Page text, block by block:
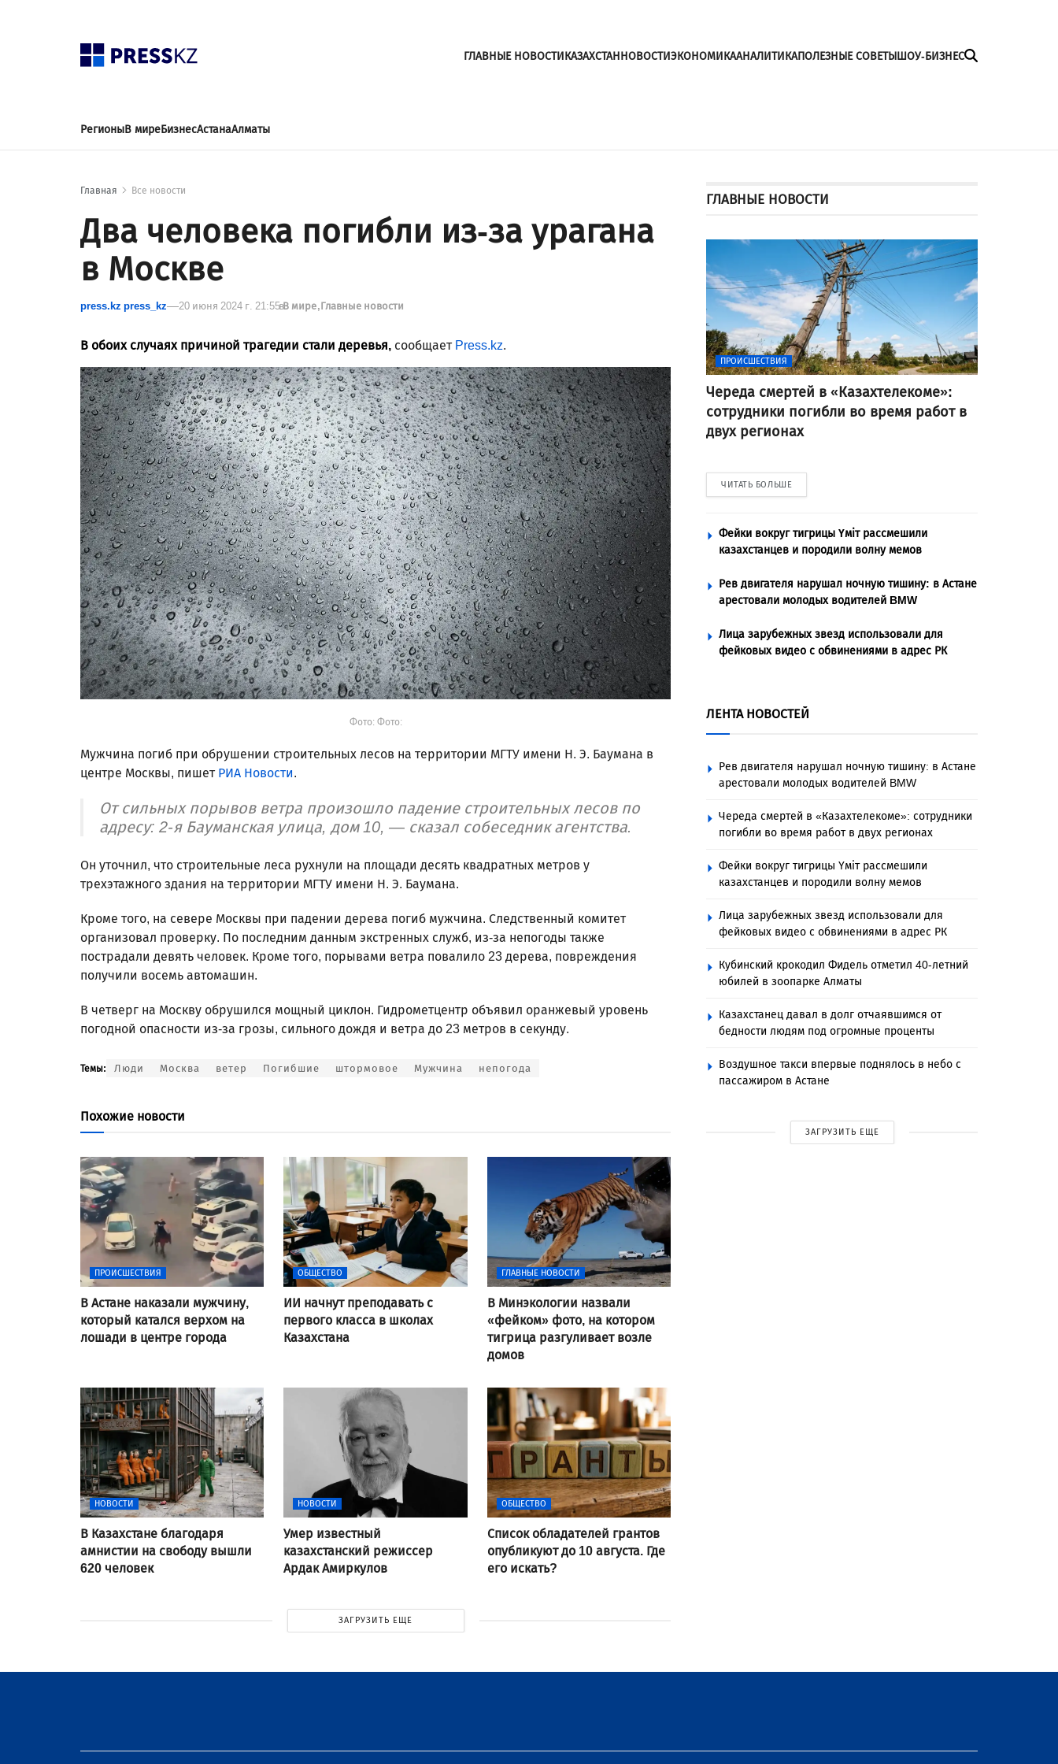
ГЛАВНЫЕ НОВОСТИКАЗАХСТАННОВОСТИЭКОНОМИКААНАЛИТИКАПОЛЕЗНЫЕ СОВЕТЫШОУ-БИЗНЕС
РегионыВ миреБизнесАстанаАлматы
Главная Все новости
Два человека погибли из-за урагана
в Москве
press.kz press_kz 20 июня 2024 г. 21:55вВ мире Главные новости
В обоих случаях причиной трагедии стали деревья, сообщает Press.kz.
Фото: Фото:
Мужчина погиб при обрушении строительных лесов на территории МГТУ имени Н. Э. Баумана в
центре Москвы, пишет РИА Новости.
От сильных порывов ветра произошло падение строительных лесов по
адресу: 2-я Бауманская улица, дом 10, — сказал собеседник агентства.
Он уточнил, что строительные леса рухнули на площади десять квадратных метров у
трехэтажного здания на территории МГТУ имени Н. Э. Баумана.
Кроме того, на севере Москвы при падении дерева погиб мужчина. Следственный комитет
организовал проверку. По последним данным экстренных служб, из-за непогоды также
пострадали девять человек. Кроме того, порывами ветра повалило 23 дерева, повреждения
получили восемь автомашин.
В четверг на Москву обрушился мощный циклон. Гидрометцентр объявил оранжевый уровень
погодной опасности из-за грозы, сильного дождя и ветра до 23 метров в секунду.
Темы: Люди Москва ветер Погибшие штормовое Мужчина непогода
Похожие новости
ПРОИСШЕСТВИЯ
В Астане наказали мужчину,
который катался верхом на
лошади в центре города
ОБЩЕСТВО
ИИ начнут преподавать с
первого класса в школах
Казахстана
ГЛАВНЫЕ НОВОСТИ
В Минэкологии назвали
«фейком» фото, на котором
тигрица разгуливает возле
домов
НОВОСТИ
В Казахстане благодаря
амнистии на свободу вышли
620 человек
НОВОСТИ
Умер известный
казахстанский режиссер
Ардак Амиркулов
ОБЩЕСТВО
Список обладателей грантов
опубликуют до 10 августа. Где
его искать?
ЗАГРУЗИТЬ ЕЩЕ
ГЛАВНЫЕ НОВОСТИ
ПРОИСШЕСТВИЯ
Череда смертей в «Казахтелекоме»:
сотрудники погибли во время работ в
двух регионах
ЧИТАТЬ БОЛЬШЕ
Фейки вокруг тигрицы Үміт рассмешили
казахстанцев и породили волну мемов
Рев двигателя нарушал ночную тишину: в Астане
арестовали молодых водителей BMW
Лица зарубежных звезд использовали для
фейковых видео с обвинениями в адрес РК
ЛЕНТА НОВОСТЕЙ
Рев двигателя нарушал ночную тишину: в Астане
арестовали молодых водителей BMW
Череда смертей в «Казахтелекоме»: сотрудники
погибли во время работ в двух регионах
Фейки вокруг тигрицы Үміт рассмешили
казахстанцев и породили волну мемов
Лица зарубежных звезд использовали для
фейковых видео с обвинениями в адрес РК
Кубинский крокодил Фидель отметил 40-летний
юбилей в зоопарке Алматы
Казахстанец давал в долг отчаявшимся от
бедности людям под огромные проценты
Воздушное такси впервые поднялось в небо с
пассажиром в Астане
ЗАГРУЗИТЬ ЕЩЕ